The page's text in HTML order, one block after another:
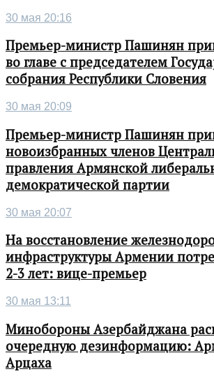
30 мая 20:16
Премьер-министр Пашинян
во главе с председателем
собрания Республики Словения
30 мая 20:09
Премьер-министр Пашинян
новоизбранных членов
правления Армянской
демократической партии
30 мая 20:07
На восстановление
инфраструктуры Армении
2-3 лет: вице-премьер
30 мая 13:11
Минобороны Азербайджана
очередную дезинформацию:
Арцаха